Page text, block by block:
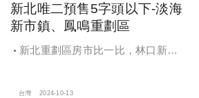
新北唯二預售5字頭以下-淡海
新市鎮、鳳鳴重劃區
新北重劃區房市比一比，林口新市
台灣 2024-10-13